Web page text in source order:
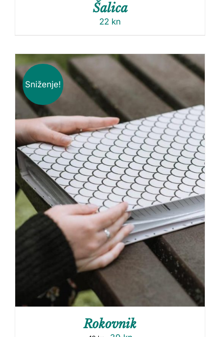
Šalica
22 kn
Sniženje!
Rokovnik